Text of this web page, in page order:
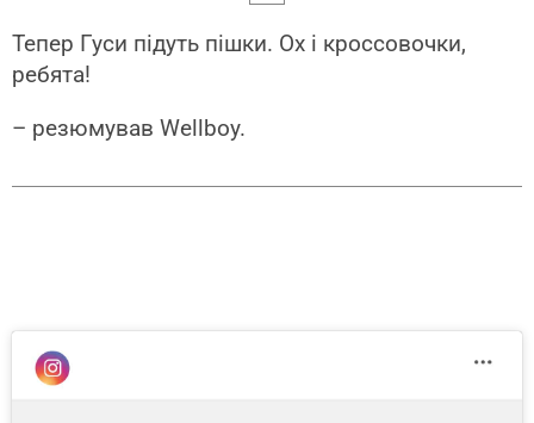
Тепер Гуси пiдуть пiшки. Ох i кроссовочки,
ребята!
– резюмував Wellboy.